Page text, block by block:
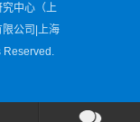
究中心（上
公司|上海
Reserved.